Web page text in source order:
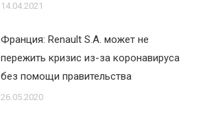
14.04.2021
Франция: Renault S.A. может не
пережить кризис из-за коронавируса
без помощи правительства
26.05.2020